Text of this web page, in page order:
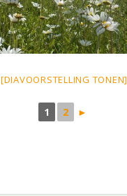
[DIAVOORSTELLING TONEN]
1 2 ►